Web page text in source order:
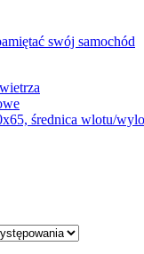
swój samochód
średnica wlotu/